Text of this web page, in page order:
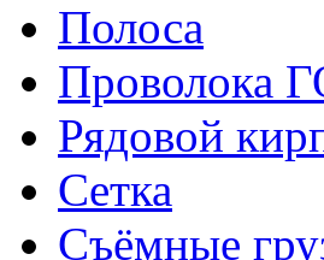
Полоса
Проволока
Рядовой
Сетка
Съёмные